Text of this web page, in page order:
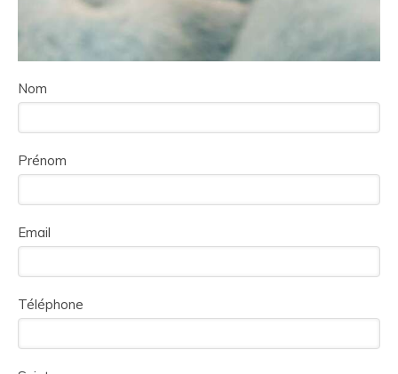
Nom
Prénom
Email
Téléphone